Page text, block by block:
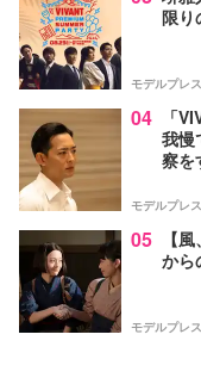
限り
モデルプレス
04
「
我慢
察を
モデルプレス
05
【
から
モデルプレス